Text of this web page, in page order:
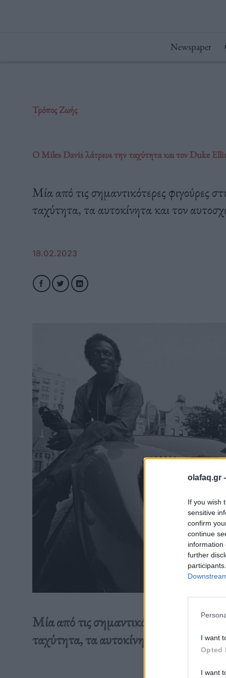
olafaq.gr -
If you wish
sensitive
confirm
continue
information
further
I want
Opted
I want
Newspaper
Τρόπος Ζωής
O Miles Davis λάτρευε την ταχύτητα και τον Duke
Mία από τις σημαντικότερες φιγούρες
ταχύτητα, τα αυτοκίνητα και τον
18.02.2023
Mία από τις σημαντικότερες φιγούρες
ταχύτητα, τα αυτοκίνητα και τον